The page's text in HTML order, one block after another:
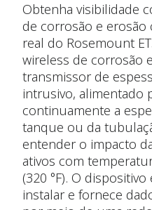
Obtenha visibilidade
de corrosão e
real do Rosemount
wireless de corrosão
transmissor de
intrusivo, alimentado
continuamente a
tanque ou da
entender o impacto
ativos com
(320 °F). O
instalar e fornece